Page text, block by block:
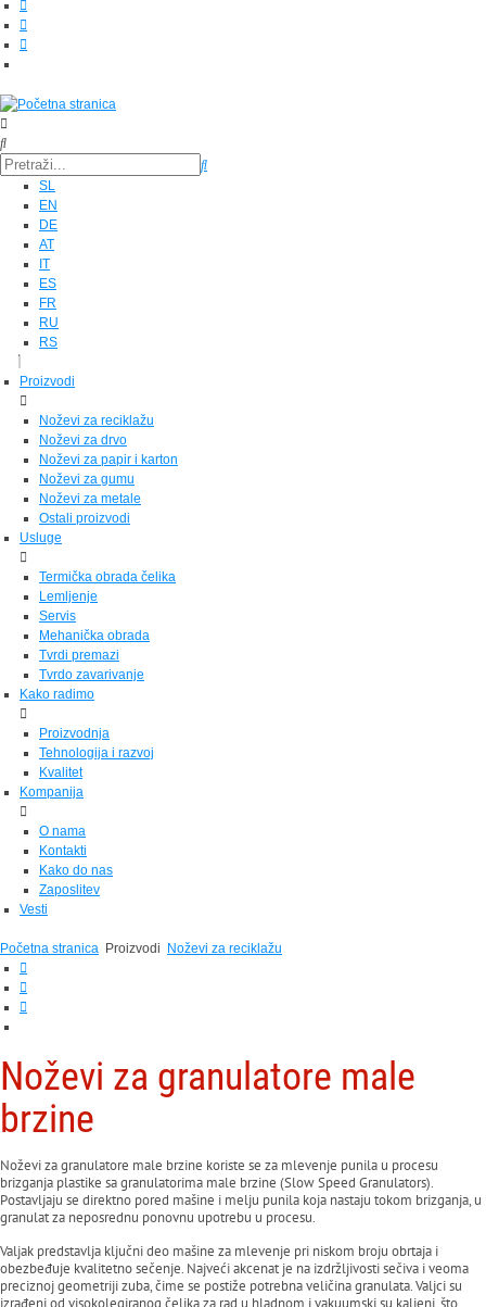
SL
EN
DE
AT
IT
ES
FR
RU
RS
Proizvodi
Noževi za reciklažu
Noževi za drvo
Noževi za papir i karton
Noževi za gumu
Noževi za metale
Ostali proizvodi
Usluge
Termička obrada čelika
Lemljenje
Servis
Mehanička obrada
Tvrdi premazi
Tvrdo zavarivanje
Kako radimo
Proizvodnja
Tehnologija i razvoj
Kvalitet
Kompanija
O nama
Kontakti
Kako do nas
Zaposlitev
Vesti
Početna stranica Proizvodi Noževi za reciklažu
Noževi za granulatore male
brzine
Noževi za granulatore male brzine koriste se za mlevenje punila u procesu
brizganja plastike sa granulatorima male brzine (Slow Speed Granulators).
Postavljaju se direktno pored mašine i melju punila koja nastaju tokom brizganja, u
granulat za neposrednu ponovnu upotrebu u procesu.
Valjak predstavlja ključni deo mašine za mlevenje pri niskom broju obrtaja i
obezbeđuje kvalitetno sečenje. Najveći akcenat je na izdržljivosti sečiva i veoma
preciznoj geometriji zuba, čime se postiže potrebna veličina granulata. Valjci su
izrađeni od visokolegiranog čelika za rad u hladnom i vakuumski su kaljeni, što